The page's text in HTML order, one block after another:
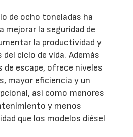
de ocho toneladas ha
mejorar la seguridad de
la productividad y
ciclo de vida. Además
de escape, ofrece niveles
mayor eficiencia y un
así como menores
y menos
que los modelos diésel